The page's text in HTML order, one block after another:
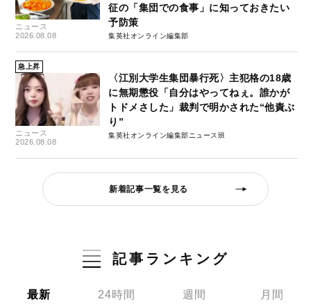
ニュース
2026.08.08
征の「集団での食事」に知っておきたい
予防策
集英社オンライン編集部
急上昇
ニュース
2026.08.08
〈江別大学生集団暴行死〉主犯格の18歳
に無期懲役「自分はやってねぇ。誰かが
トドメさした」裁判で明かされた“他責ぶ
り”
集英社オンライン編集部ニュース班
新着記事一覧を見る
記事ランキング
最新 24時間 週間 月間